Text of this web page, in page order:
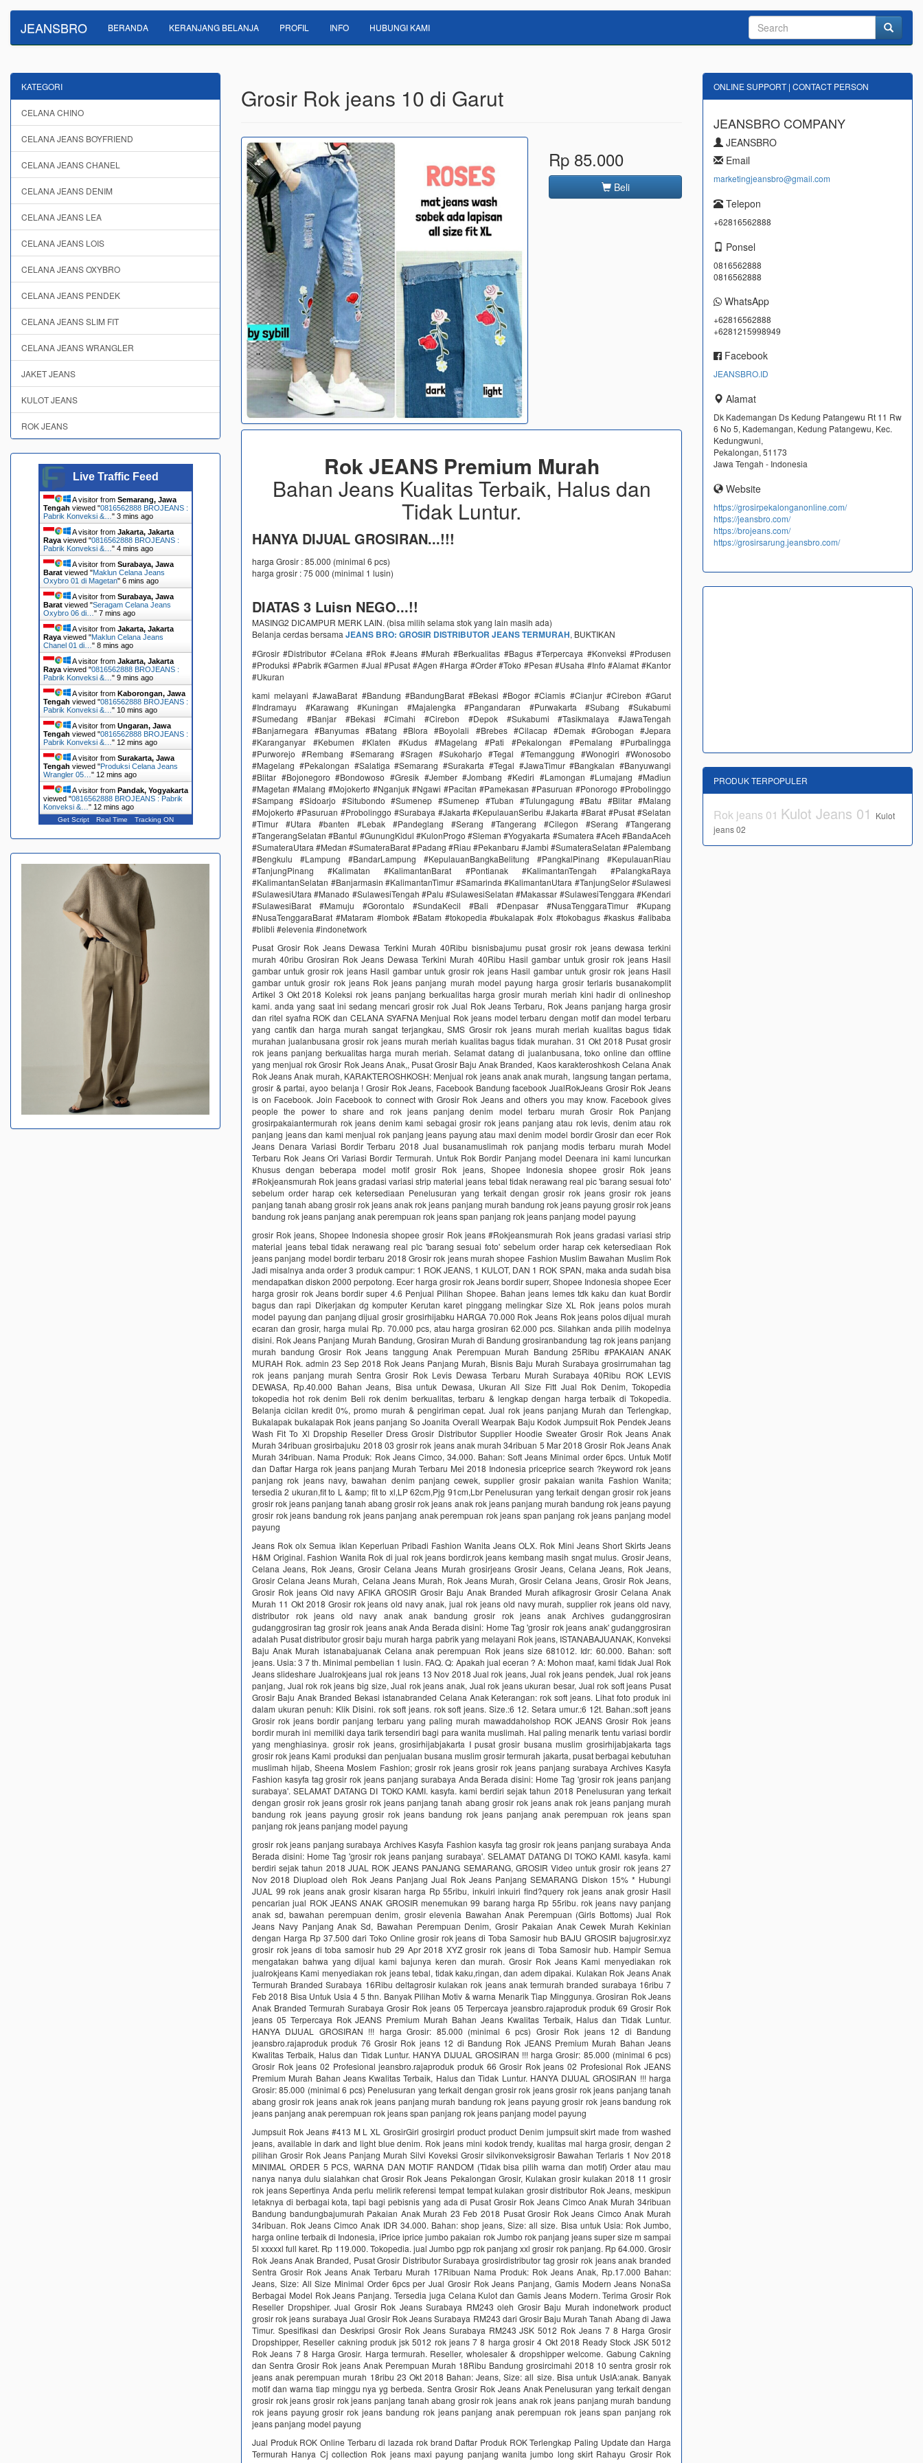
JEANSBRO BERANDA KERANJANG BELANJA PROFIL INFO HUBUNGI KAMI
Grosir Rok jeans 10 di Garut
Rp 85.000
Beli
Rok JEANS Premium Murah
Bahan Jeans Kualitas Terbaik, Halus dan
Tidak Luntur.
HANYA DIJUAL GROSIRAN...!!!
harga Grosir : 85.000 (minimal 6 pcs)
harga grosir : 75 000 (minimal 1 lusin)
DIATAS 3 Luisn NEGO...!!
MASING2 DICAMPUR MERK LAIN. (bisa milih selama stok yang lain masih ada)
Belanja cerdas bersama JEANS BRO: GROSIR DISTRIBUTOR JEANS TERMURAH, BUKTIKAN
#Grosir #Distributor #Celana #Rok #Jeans #Murah #Berkualitas #Bagus #Terpercaya #Konveksi #Produsen
#Produksi #Pabrik #Garmen #Jual #Pusat #Agen #Harga #Order #Toko #Pesan #Usaha #Info #Alamat #Kantor
#Ukuran
kami melayani #JawaBarat #Bandung #BandungBarat #Bekasi #Bogor #Ciamis #Cianjur #Cirebon #Garut
#Indramayu #Karawang #Kuningan #Majalengka #Pangandaran #Purwakarta #Subang #Sukabumi
#Sumedang #Banjar #Bekasi #Cimahi #Cirebon #Depok #Sukabumi #Tasikmalaya #JawaTengah
#Banjarnegara #Banyumas #Batang #Blora #Boyolali #Brebes #Cilacap #Demak #Grobogan #Jepara
#Karanganyar #Kebumen #Klaten #Kudus #Magelang #Pati #Pekalongan #Pemalang #Purbalingga
#Purworejo #Rembang #Semarang #Sragen #Sukoharjo #Tegal #Temanggung #Wonogiri #Wonosobo
#Magelang #Pekalongan #Salatiga #Semarang #Surakarta #Tegal #JawaTimur #Bangkalan #Banyuwangi
#Blitar #Bojonegoro #Bondowoso #Gresik #Jember #Jombang #Kediri #Lamongan #Lumajang #Madiun
#Magetan #Malang #Mojokerto #Nganjuk #Ngawi #Pacitan #Pamekasan #Pasuruan #Ponorogo #Probolinggo
#Sampang #Sidoarjo #Situbondo #Sumenep #Sumenep #Tuban #Tulungagung #Batu #Blitar #Malang
#Mojokerto #Pasuruan #Probolinggo #Surabaya #Jakarta #KepulauanSeribu #Jakarta #Barat #Pusat #Selatan
#Timur #Utara #banten #Lebak #Pandeglang #Serang #Tangerang #Cilegon #Serang #Tangerang
#TangerangSelatan #Bantul #GunungKidul #KulonProgo #Sleman #Yogyakarta #Sumatera #Aceh #BandaAceh
#SumateraUtara #Medan #SumateraBarat #Padang #Riau #Pekanbaru #Jambi #SumateraSelatan #Palembang
#Bengkulu #Lampung #BandarLampung #KepulauanBangkaBelitung #PangkalPinang #KepulauanRiau
#TanjungPinang #Kalimatan #KalimantanBarat #Pontianak #KalimantanTengah #PalangkaRaya
#KalimantanSelatan #Banjarmasin #KalimantanTimur #Samarinda #KalimantanUtara #TanjungSelor #Sulawesi
#SulawesiUtara #Manado #SulawesiTengah #Palu #SulawesiSelatan #Makassar #SulawesiTenggara #Kendari
#SulawesiBarat #Mamuju #Gorontalo #SundaKecil #Bali #Denpasar #NusaTenggaraTimur #Kupang
#NusaTenggaraBarat #Mataram #lombok #Batam #tokopedia #bukalapak #olx #tokobagus #kaskus #alibaba
#blibli #elevenia #indonetwork
Pusat Grosir Rok Jeans Dewasa Terkini Murah 40Ribu bisnisbajumu pusat grosir rok jeans dewasa terkini
murah 40ribu Grosiran Rok Jeans Dewasa Terkini Murah 40Ribu Hasil gambar untuk grosir rok jeans Hasil
gambar untuk grosir rok jeans Hasil gambar untuk grosir rok jeans Hasil gambar untuk grosir rok jeans Hasil
gambar untuk grosir rok jeans Rok jeans panjang murah model payung harga grosir terlaris busanakomplit
Artikel 3 Okt 2018 Koleksi rok jeans panjang berkualitas harga grosir murah meriah kini hadir di onlineshop
kami. anda yang saat ini sedang mencari grosir rok Jual Rok Jeans Terbaru, Rok Jeans panjang harga grosir
dan ritel syafna ROK dan CELANA SYAFNA Menjual Rok jeans model terbaru dengan motif dan model terbaru
yang cantik dan harga murah sangat terjangkau, SMS Grosir rok jeans murah meriah kualitas bagus tidak
murahan jualanbusana grosir rok jeans murah meriah kualitas bagus tidak murahan. 31 Okt 2018 Pusat grosir
rok jeans panjang berkualitas harga murah meriah. Selamat datang di jualanbusana, toko online dan offline
yang menjual rok Grosir Rok Jeans Anak,, Pusat Grosir Baju Anak Branded, Kaos karakteroshkosh Celana Anak
Rok Jeans Anak murah, KARAKTEROSHKOSH: Menjual rok jeans anak anak murah, langsung tangan pertama,
grosir & partai, ayoo belanja ! Grosir Rok Jeans, Facebook Bandung facebook JualRokJeans Grosir Rok Jeans
is on Facebook. Join Facebook to connect with Grosir Rok Jeans and others you may know. Facebook gives
people the power to share and rok jeans panjang denim model terbaru murah Grosir Rok Panjang
grosirpakaiantermurah rok jeans denim kami sebagai grosir rok jeans panjang atau rok levis, denim atau rok
panjang jeans dan kami menjual rok panjang jeans payung atau maxi denim model bordir Grosir dan ecer Rok
Jeans Denara Variasi Bordir Terbaru 2018 Jual busanamuslimah rok panjang modis terbaru murah Model
Terbaru Rok Jeans Ori Variasi Bordir Termurah. Untuk Rok Bordir Panjang model Deenara ini kami luncurkan
Khusus dengan beberapa model motif grosir Rok jeans, Shopee Indonesia shopee grosir Rok jeans
#Rokjeansmurah Rok jeans gradasi variasi strip material jeans tebal tidak nerawang real pic 'barang sesuai foto'
sebelum order harap cek ketersediaan Penelusuran yang terkait dengan grosir rok jeans grosir rok jeans
panjang tanah abang grosir rok jeans anak rok jeans panjang murah bandung rok jeans payung grosir rok jeans
bandung rok jeans panjang anak perempuan rok jeans span panjang rok jeans panjang model payung
grosir Rok jeans, Shopee Indonesia shopee grosir Rok jeans #Rokjeansmurah Rok jeans gradasi variasi strip
material jeans tebal tidak nerawang real pic 'barang sesuai foto' sebelum order harap cek ketersediaan Rok
jeans panjang model bordir terbaru 2018 Grosir rok jeans murah shopee Fashion Muslim Bawahan Muslim Rok
Jadi misalnya anda order 3 produk campur: 1 ROK JEANS, 1 KULOT, DAN 1 ROK SPAN, maka anda sudah bisa
mendapatkan diskon 2000 perpotong. Ecer harga grosir rok Jeans bordir superr, Shopee Indonesia shopee Ecer
harga grosir rok Jeans bordir super 4.6 Penjual Pilihan Shopee. Bahan jeans lemes tdk kaku dan kuat Bordir
bagus dan rapi Dikerjakan dg komputer Kerutan karet pinggang melingkar Size XL Rok jeans polos murah
model payung dan panjang dijual grosir grosirhijabku HARGA 70.000 Rok Jeans Rok jeans polos dijual murah
ecaran dan grosir, harga mulai Rp. 70.000 pcs, atau harga grosiran 62.000 pcs. Silahkan anda pilih modelnya
disini. Rok Jeans Panjang Murah Bandung, Grosiran Murah di Bandung grosiranbandung tag rok jeans panjang
murah bandung Grosir Rok Jeans tanggung Anak Perempuan Murah Bandung 25Ribu #PAKAIAN ANAK
MURAH Rok. admin 23 Sep 2018 Rok Jeans Panjang Murah, Bisnis Baju Murah Surabaya grosirrumahan tag
rok jeans panjang murah Sentra Grosir Rok Levis Dewasa Terbaru Murah Surabaya 40Ribu ROK LEVIS
DEWASA, Rp.40.000 Bahan Jeans, Bisa untuk Dewasa, Ukuran All Size Fitt Jual Rok Denim, Tokopedia
tokopedia hot rok denim Beli rok denim berkualitas, terbaru & lengkap dengan harga terbaik di Tokopedia.
Belanja cicilan kredit 0%, promo murah & pengiriman cepat. Jual rok jeans panjang Murah dan Terlengkap,
Bukalapak bukalapak Rok jeans panjang So Joanita Overall Wearpak Baju Kodok Jumpsuit Rok Pendek Jeans
Wash Fit To Xl Dropship Reseller Dress Grosir Distributor Supplier Hoodie Sweater Grosir Rok Jeans Anak
Murah 34ribuan grosirbajuku 2018 03 grosir rok jeans anak murah 34ribuan 5 Mar 2018 Grosir Rok Jeans Anak
Murah 34ribuan. Nama Produk: Rok Jeans Cimco, 34.000. Bahan: Soft Jeans Minimal order 6pcs. Untuk Motif
dan Daftar Harga rok jeans panjang Murah Terbaru Mei 2018 Indonesia priceprice search ?keyword rok jeans
panjang rok jeans navy, bawahan denim panjang cewek, supplier grosir pakaian wanita Fashion Wanita;
tersedia 2 ukuran,fit to L &amp; fit to xl,LP 62cm,Pjg 91cm,Lbr Penelusuran yang terkait dengan grosir rok jeans
grosir rok jeans panjang tanah abang grosir rok jeans anak rok jeans panjang murah bandung rok jeans payung
grosir rok jeans bandung rok jeans panjang anak perempuan rok jeans span panjang rok jeans panjang model
payung
Jeans Rok olx Semua iklan Keperluan Pribadi Fashion Wanita Jeans OLX. Rok Mini Jeans Short Skirts Jeans
H&M Original. Fashion Wanita Rok di jual rok jeans bordir,rok jeans kembang masih sngat mulus. Grosir Jeans,
Celana Jeans, Rok Jeans, Grosir Celana Jeans Murah grosirjeans Grosir Jeans, Celana Jeans, Rok Jeans,
Grosir Celana Jeans Murah, Celana Jeans Murah, Rok Jeans Murah, Grosir Celana Jeans, Grosir Rok Jeans,
Grosir Rok jeans Old navy AFIKA GROSIR Grosir Baju Anak Branded Murah afikagrosir Grosir Celana Anak
Murah 11 Okt 2018 Grosir rok jeans old navy anak, jual rok jeans old navy murah, supplier rok jeans old navy,
distributor rok jeans old navy anak anak bandung grosir rok jeans anak Archives gudanggrosiran
gudanggrosiran tag grosir rok jeans anak Anda Berada disini: Home Tag 'grosir rok jeans anak' gudanggrosiran
adalah Pusat distributor grosir baju murah harga pabrik yang melayani Rok jeans, ISTANABAJUANAK, Konveksi
Baju Anak Murah istanabajuanak Celana anak perempuan Rok jeans size 681012. Idr: 60.000. Bahan: soft
jeans. Usia: 3 7 th. Minimal pembelian 1 lusin. FAQ. Q: Apakah jual eceran ? A: Mohon maaf, kami tidak Jual Rok
Jeans slideshare Jualrokjeans jual rok jeans 13 Nov 2018 Jual rok jeans, Jual rok jeans pendek, Jual rok jeans
panjang, Jual rok rok jeans big size, Jual rok jeans anak, Jual rok jeans ukuran besar, Jual rok soft jeans Pusat
Grosir Baju Anak Branded Bekasi istanabranded Celana Anak Keterangan: rok soft jeans. Lihat foto produk ini
dalam ukuran penuh: Klik Disini. rok soft jeans. rok soft jeans. Size.:6 12. Setara umur.:6 12t. Bahan.:soft jeans
Grosir rok jeans bordir panjang terbaru yang paling murah mawaddaholshop ROK JEANS Grosir Rok jeans
bordir murah ini memiliki daya tarik tersendiri bagi para wanita muslimah. Hal paling menarik tentu variasi bordir
yang menghiasinya. grosir rok jeans, grosirhijabjakarta I pusat grosir busana muslim grosirhijabjakarta tags
grosir rok jeans Kami produksi dan penjualan busana muslim grosir termurah jakarta, pusat berbagai kebutuhan
muslimah hijab, Sheena Moslem Fashion; grosir rok jeans grosir rok jeans panjang surabaya Archives Kasyfa
Fashion kasyfa tag grosir rok jeans panjang surabaya Anda Berada disini: Home Tag 'grosir rok jeans panjang
surabaya'. SELAMAT DATANG DI TOKO KAMI. kasyfa. kami berdiri sejak tahun 2018 Penelusuran yang terkait
dengan grosir rok jeans grosir rok jeans panjang tanah abang grosir rok jeans anak rok jeans panjang murah
bandung rok jeans payung grosir rok jeans bandung rok jeans panjang anak perempuan rok jeans span
panjang rok jeans panjang model payung
grosir rok jeans panjang surabaya Archives Kasyfa Fashion kasyfa tag grosir rok jeans panjang surabaya Anda
Berada disini: Home Tag 'grosir rok jeans panjang surabaya'. SELAMAT DATANG DI TOKO KAMI. kasyfa. kami
berdiri sejak tahun 2018 JUAL ROK JEANS PANJANG SEMARANG, GROSIR Video untuk grosir rok jeans 27
Nov 2018 Diupload oleh Rok Jeans Panjang Jual Rok Jeans Panjang SEMARANG Diskon 15% * Hubungi
JUAL 99 rok jeans anak grosir kisaran harga Rp 55ribu, inkuiri inkuiri find?query rok jeans anak grosir Hasil
pencarian jual ROK JEANS ANAK GROSIR menemukan 99 barang harga Rp 55ribu. rok jeans navy panjang
anak sd, bawahan perempuan denim, grosir elevenia Bawahan Anak Perempuan (Girls Bottoms) Jual Rok
Jeans Navy Panjang Anak Sd, Bawahan Perempuan Denim, Grosir Pakaian Anak Cewek Murah Kekinian
dengan Harga Rp 37.500 dari Toko Online grosir rok jeans di Toba Samosir hub BAJU GROSIR bajugrosir.xyz
grosir rok jeans di toba samosir hub 29 Apr 2018 XYZ grosir rok jeans di Toba Samosir hub. Hampir Semua
mengatakan bahwa yang dijual kami bajunya keren dan murah. Grosir Rok Jeans Kami menyediakan rok
jualrokjeans Kami menyediakan rok jeans tebal, tidak kaku,ringan, dan adem dipakai. Kulakan Rok Jeans Anak
Termurah Branded Surabaya 16Ribu deltagrosir kulakan rok jeans anak termurah branded surabaya 16ribu 7
Feb 2018 Bisa Untuk Usia 4 5 thn. Banyak Pilihan Motiv & warna Menarik Tiap Minggunya. Grosiran Rok Jeans
Anak Branded Termurah Surabaya Grosir Rok jeans 05 Terpercaya jeansbro.rajaproduk produk 69 Grosir Rok
jeans 05 Terpercaya Rok JEANS Premium Murah Bahan Jeans Kwalitas Terbaik, Halus dan Tidak Luntur.
HANYA DIJUAL GROSIRAN !!! harga Grosir: 85.000 (minimal 6 pcs) Grosir Rok jeans 12 di Bandung
jeansbro.rajaproduk produk 76 Grosir Rok jeans 12 di Bandung Rok JEANS Premium Murah Bahan Jeans
Kwalitas Terbaik, Halus dan Tidak Luntur. HANYA DIJUAL GROSIRAN !!! harga Grosir: 85.000 (minimal 6 pcs)
Grosir Rok jeans 02 Profesional jeansbro.rajaproduk produk 66 Grosir Rok jeans 02 Profesional Rok JEANS
Premium Murah Bahan Jeans Kwalitas Terbaik, Halus dan Tidak Luntur. HANYA DIJUAL GROSIRAN !!! harga
Grosir: 85.000 (minimal 6 pcs) Penelusuran yang terkait dengan grosir rok jeans grosir rok jeans panjang tanah
abang grosir rok jeans anak rok jeans panjang murah bandung rok jeans payung grosir rok jeans bandung rok
jeans panjang anak perempuan rok jeans span panjang rok jeans panjang model payung
Jumpsuit Rok Jeans #413 M L XL GrosirGirl grosirgirl product product Denim jumpsuit skirt made from washed
jeans, available in dark and light blue denim. Rok jeans mini kodok trendy, kualitas mal harga grosir, dengan 2
pilihan Grosir Rok Jeans Panjang Murah Silvi Koveksi Grosir silvikonveksigrosir Bawahan Terlaris 1 Nov 2018
MINIMAL ORDER 5 PCS, WARNA DAN MOTIF RANDOM (Tidak bisa pilih warna dan motif) Order atau mau
nanya nanya dulu sialahkan chat Grosir Rok Jeans Pekalongan Grosir, Kulakan grosir kulakan 2018 11 grosir
rok jeans Sepertinya Anda perlu melirik referensi tempat tempat kulakan grosir distributor Rok Jeans, meskipun
letaknya di berbagai kota, tapi bagi pebisnis yang ada di Pusat Grosir Rok Jeans Cimco Anak Murah 34ribuan
Bandung bandungbajumurah Pakaian Anak Murah 23 Feb 2018 Pusat Grosir Rok Jeans Cimco Anak Murah
34ribuan. Rok Jeans Cimco Anak IDR 34.000. Bahan: shop jeans, Size: all size. Bisa untuk Usia: Rok Jumbo,
harga online terbaik di Indonesia, iPrice iprice jumbo pakaian rok Jumbo rok panjang jeans super size m sampai
5l xxxxxl full karet. Rp 119.000. Tokopedia. jual Jumbo pgp rok panjang xxl grosir rok panjang. Rp 64.000. Grosir
Rok Jeans Anak Branded, Pusat Grosir Distributor Surabaya grosirdistributor tag grosir rok jeans anak branded
Sentra Grosir Rok Jeans Anak Terbaru Murah 17Ribuan Nama Produk: Rok Jeans Anak, Rp.17.000 Bahan:
Jeans, Size: All Size Minimal Order 6pcs per Jual Grosir Rok Jeans Panjang, Gamis Modern Jeans NonaSa
Berbagai Model Rok Jeans Panjang. Tersedia juga Celana Kulot dan Gamis Jeans Modern. Terima Grosir Rok
Reseller Dropshiper. Jual Grosir Rok Jeans Surabaya RM243 oleh Grosir Baju Murah indonetwork product
grosir rok jeans surabaya Jual Grosir Rok Jeans Surabaya RM243 dari Grosir Baju Murah Tanah Abang di Jawa
Timur. Spesifikasi dan Deskripsi Grosir Rok Jeans Surabaya RM243 JSK 5012 Rok Jeans 7 8 Harga Grosir
Dropshipper, Reseller cakning produk jsk 5012 rok jeans 7 8 harga grosir 4 Okt 2018 Ready Stock JSK 5012
Rok Jeans 7 8 Harga Grosir. Harga termurah. Reseller, wholesaler & dropshipper welcome. Gabung Cakning
dan Sentra Grosir Rok jeans Anak Perempuan Murah 18Ribu Bandung grosircimahi 2018 10 sentra grosir rok
jeans anak perempuan murah 18ribu 23 Okt 2018 Bahan: Jeans, Size: all size. Bisa untuk UsIA:anak. Banyak
motif dan warna tiap minggu nya yg berbeda. Sentra Grosir Rok Jeans Anak Penelusuran yang terkait dengan
grosir rok jeans grosir rok jeans panjang tanah abang grosir rok jeans anak rok jeans panjang murah bandung
rok jeans payung grosir rok jeans bandung rok jeans panjang anak perempuan rok jeans span panjang rok
jeans panjang model payung
Jual Produk ROK Online Terbaru di lazada rok brand Daftar Produk ROK Terlengkap Paling Update dan Harga
Termurah Hanya Cj collection Rok jeans maxi payung panjang wanita jumbo long skirt Rahayu Grosir Rok
KATEGORI
CELANA CHINO
CELANA JEANS BOYFRIEND
CELANA JEANS CHANEL
CELANA JEANS DENIM
CELANA JEANS LEA
CELANA JEANS LOIS
CELANA JEANS OXYBRO
CELANA JEANS PENDEK
CELANA JEANS SLIM FIT
CELANA JEANS WRANGLER
JAKET JEANS
KULOT JEANS
ROK JEANS
Live Traffic Feed
A visitor from Semarang, Jawa
Tengah viewed "0816562888 BROJEANS :
Pabrik Konveksi &… " 3 mins ago
A visitor from Jakarta, Jakarta
Rayaviewed "0816562888 BROJEANS :
Pabrik Konveksi &… " 4 mins ago
A visitor from Surabaya, Jawa
Baratviewed "Maklun Celana Jeans
Oxybro 01 di Magetan" 6 mins ago
A visitor from Surabaya, Jawa
Baratviewed "Seragam Celana Jeans
Oxybro 06 di… " 7 mins ago
A visitor from Jakarta, Jakarta
Rayaviewed "Maklun Celana Jeans
Chanel 01 di… " 8 mins ago
A visitor from Jakarta, Jakarta
Rayaviewed "0816562888 BROJEANS :
Pabrik Konveksi &… " 9 mins ago
A visitor from Kaborongan, Jawa
Tengah viewed "0816562888 BROJEANS :
Pabrik Konveksi &… " 10 mins ago
A visitor from Ungaran, Jawa
Tengah viewed "0816562888 BROJEANS :
Pabrik Konveksi &… " 12 mins ago
A visitor from Surakarta, Jawa
Tengah viewed "Produksi Celana Jeans
Wrangler 05… " 12 mins ago
A visitor from Pandak, Yogyakarta
viewed "0816562888 BROJEANS : Pabrik
Konveksi &… " 12 mins ago
Get Script Real Time Tracking ON
ONLINE SUPPORT | CONTACT PERSON
JEANSBRO COMPANY
JEANSBRO
Email
marketingjeansbro@gmail.com
Telepon
+62816562888
Ponsel
0816562888
0816562888
WhatsApp
+62816562888
+6281215998949
Facebook
JEANSBRO.ID
Alamat
Dk Kademangan Ds Kedung Patangewu Rt 11 Rw
6 No 5, Kademangan, Kedung Patangewu, Kec.
Kedungwuni,
Pekalongan, 51173
Jawa Tengah - Indonesia
Website
https://grosirpekalonganonline.com/
https://jeansbro.com/
https://brojeans.com/
https://grosirsarung.jeansbro.com/
PRODUK TERPOPULER
Rok jeans 01 Kulot Jeans 01
Kulot
jeans 02